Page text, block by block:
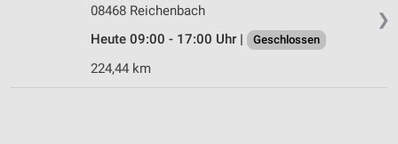
❯
08468 Reichenbach
Heute 09:00 - 17:00 Uhr |
Geschlossen
224,44 km